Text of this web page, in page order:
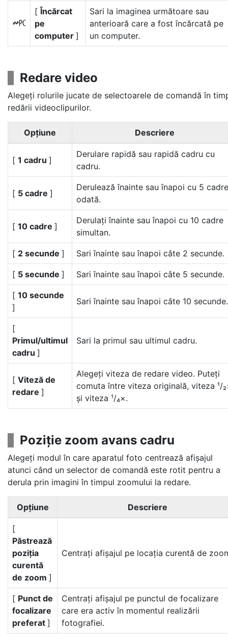
K
[Încărcat
pe
computer ]
Sari la imaginea următoare sau
anterioară care a fost încărcată pe
un computer.
Redare video
Alegeți rolurile jucate de selectoarele de comandă în
redării videoclipurilor.
Opţiune Descriere
[ 1 cadru ]
Derulare rapidă sau rapidă cadru cu
cadru.
[ 5 cadre ]
Derulează înainte sau înapoi cu 5 cadre
odată.
[ 10 cadre ]
Derulați înainte sau înapoi cu 10 cadre
simultan.
[ 2 secunde ] Sari înainte sau înapoi câte 2 secunde.
[ 5 secunde ] Sari înainte sau înapoi câte 5 secunde.
[ 10 secunde
]
Sari înainte sau înapoi câte 10 secunde.
[
Primul/ultimul
cadru ]
Sari la primul sau ultimul cadru.
[ Viteză de
redare ]
Alegeți viteza de redare video. Puteți
comuta între viteza originală, viteza ¹/
și viteza ¹/₄×.
Poziție zoom avans cadru
Alegeți modul în care aparatul foto centrează afișajul
atunci când un selector de comandă este rotit pentru a
derula prin imagini în timpul zoomului la redare.
Opţiune Descriere
[
Păstrează
poziția
curentă
de zoom ]
Centrați afișajul pe locația curentă de
[ Punct de
focalizare
preferat ]
Centrați afișajul pe punctul de focalizare
care era activ în momentul realizării
fotografiei.